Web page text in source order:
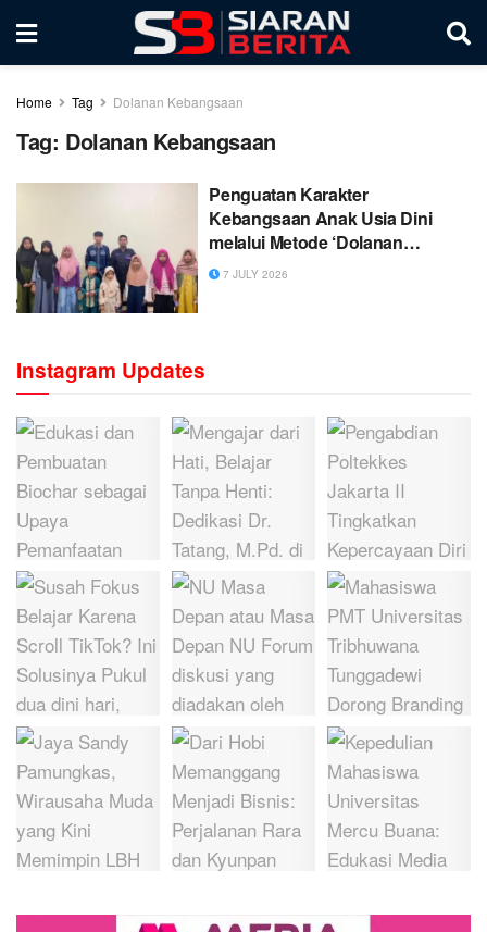
Home Tag Dolanan Kebangsaan
Tag: Dolanan Kebangsaan
Penguatan Karakter
Kebangsaan Anak Usia Dini
melalui Metode ‘Dolanan
Kebangsaan’ Menggunakan
7 JULY 2026
Instagram Updates